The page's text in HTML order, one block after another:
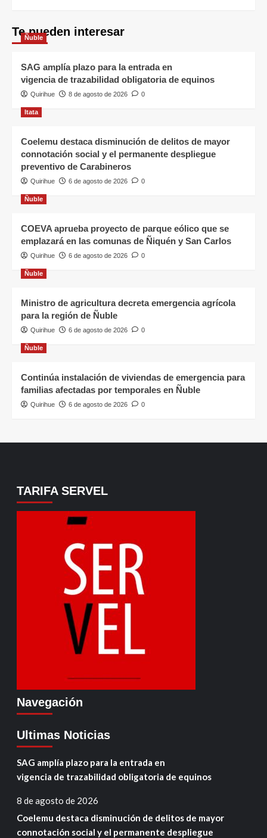
Te pueden interesar
Ñuble
SAG amplía plazo para la entrada en
vigencia de trazabilidad obligatoria de equinos
Quirihue 8 de agosto de 2026 0
Itata
Coelemu destaca disminución de delitos de mayor
connotación social y el permanente despliegue
preventivo de Carabineros
Quirihue 6 de agosto de 2026 0
Ñuble
COEVA aprueba proyecto de parque eólico que se
emplazará en las comunas de Ñiquén y San Carlos
Quirihue 6 de agosto de 2026 0
Ñuble
Ministro de agricultura decreta emergencia agrícola
para la región de Ñuble
Quirihue 6 de agosto de 2026 0
Ñuble
Continúa instalación de viviendas de emergencia para
familias afectadas por temporales en Ñuble
Quirihue 6 de agosto de 2026 0
TARIFA SERVEL
Navegación
Ultimas Noticias
SAG amplía plazo para la entrada en
vigencia de trazabilidad obligatoria de equinos
8 de agosto de 2026
Coelemu destaca disminución de delitos de mayor
connotación social y el permanente despliegue